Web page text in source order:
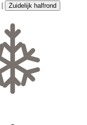
| Zuidelijk halfrond